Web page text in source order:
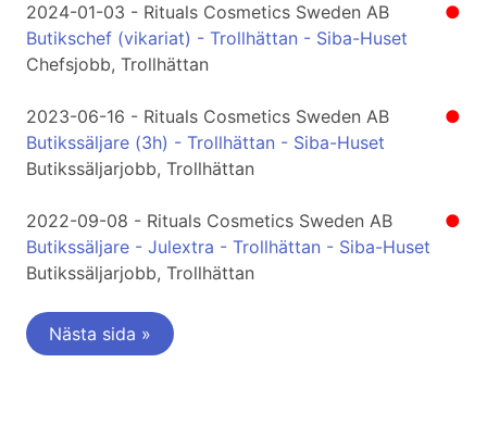
●
2024-01-03 - Rituals Cosmetics Sweden AB
Butikschef (vikariat) - Trollhättan - Siba-Huset
Chefsjobb, Trollhättan
●
2023-06-16 - Rituals Cosmetics Sweden AB
Butikssäljare (3h) - Trollhättan - Siba-Huset
Butikssäljarjobb, Trollhättan
●
2022-09-08 - Rituals Cosmetics Sweden AB
Butikssäljare - Julextra - Trollhättan - Siba-Huset
Butikssäljarjobb, Trollhättan
Nästa sida »